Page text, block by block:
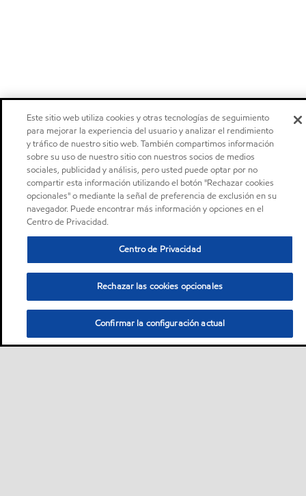
Este sitio web utiliza cookies y otras tecnologías de seguimiento
para mejorar la experiencia del usuario y analizar el rendimiento
y tráfico de nuestro sitio web. También compartimos información
sobre su uso de nuestro sitio con nuestros socios de medios
sociales, publicidad y análisis, pero usted puede optar por no
compartir esta información utilizando el botón "Rechazar cookies
opcionales" o mediante la señal de preferencia de exclusión en su
navegador. Puede encontrar más información y opciones en el
Centro de Privacidad.
Centro de Privacidad
Rechazar las cookies opcionales
Confirmar la configuración actual